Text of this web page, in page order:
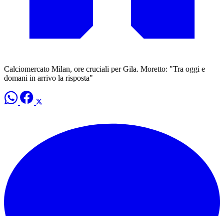
Calciomercato Milan, ore cruciali per Gila. Moretto: "Tra oggi e
domani in arrivo la risposta"